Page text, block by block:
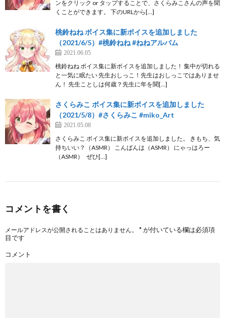
ンをクリック or タップすることで、さくらみこさんの声を聞
くことができます。 下のURLから[…]
桃鈴ねね ボイス集に新ボイスを追加しました
（2021/6/5）#桃鈴ねね #ねねアルバム
2021.06.05
桃鈴ねね ボイス集に新ボイスを追加しました！ 集中が切れる
と一気に眠たい 先生おしっこ！先生はおしっこではありませ
ん！ 先生ことしは何歳？先生に年を聞[…]
さくらみこ ボイス集に新ボイスを追加しました
（2021/5/8）#さくらみこ #miko_Art
2021.05.08
さくらみこ ボイス集に新ボイスを追加しました。 きもち、気
持ちいい？（ASMR） こんばんは（ASMR） にゃっはろー
（ASMR） ぜひ[…]
コメントを書く
メールアドレスが公開されることはありません。 *が付いている欄は必須項
目です
コメント